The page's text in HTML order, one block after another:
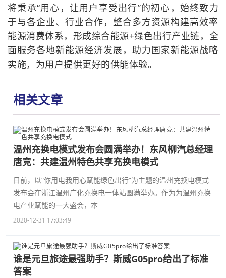
将秉承“用心，让用户享受出行”的初心，始终致力
于与各企业、行业合作，整合多方资源构建高效率
能源消费体系，形成综合能源+绿色出行产业链，全
面服务各地新能源经济发展，助力国家新能源战略
实施，为用户提供更好的供能体验。
相关文章
温州充换电模式发布会圆满举办！东风柳汽总经理
唐竞：共建温州特色共享充换电模式
日前，以“你用电我用心赋能绿色出行”为主题的温州充换电模式
发布会在浙江温州广化充换电一体站圆满举办。作为为温州充换
电产业赋能的一大盛会，本
2020-12-31 17:03:49
谁是元旦旅途最强助手？斯威G05pro给出了标准
答案